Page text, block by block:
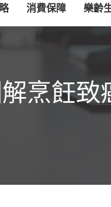
消費保障 樂齡
解烹飪